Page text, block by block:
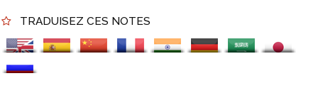
TRADUISEZ CES NOTES